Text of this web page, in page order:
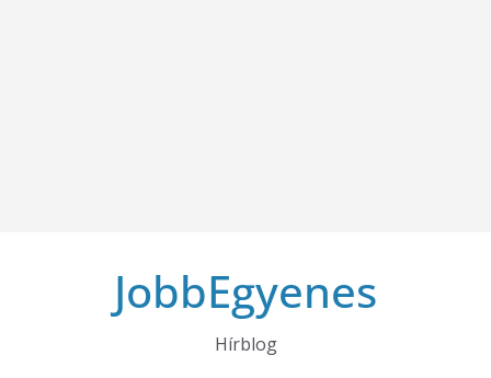
JobbEgyenes
Hírblog